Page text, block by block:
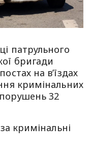
патрульного
бригади
на в’їздах
кримінальних
32
кримінальні